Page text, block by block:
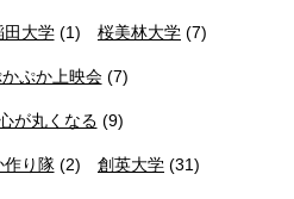
田大学(1) 桜美林大学 (7)
ぷか上映会(7)
が丸くなる (9)
作り隊(2) 創英大学 (31)